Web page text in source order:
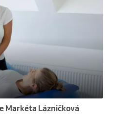
Markéta Lázničková